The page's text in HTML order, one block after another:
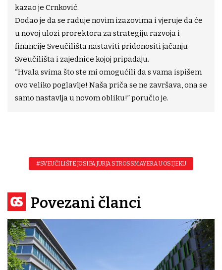
kazao je Crnković.
Dodao je da se raduje novim izazovima i vjeruje da će
u novoj ulozi prorektora za strategiju razvoja i
financije Sveučilišta nastaviti pridonositi jačanju
Sveučilišta i zajednice kojoj pripadaju.
“Hvala svima što ste mi omogućili da s vama ispišem
ovo veliko poglavlje! Naša priča se ne završava, ona se
samo nastavlja u novom obliku!” poručio je.
#SVEUČILIŠTE JOSIPA JURJA STROSSMAYERA U OSIJEKU
Povezani članci